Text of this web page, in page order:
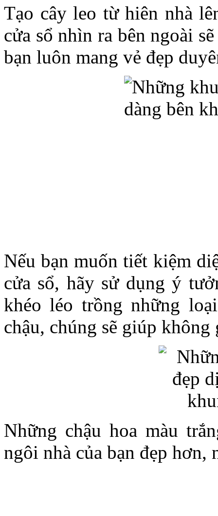
Tạo cây leo từ hiên nhà
cửa sổ nhìn ra bên ngoài
bạn luôn mang vẻ đẹp
Nếu bạn muốn tiết kiệm
cửa sổ, hãy sử dụng ý
khéo léo trồng những
chậu, chúng sẽ giúp
Những chậu hoa màu
ngôi nhà của bạn đẹp hơn,